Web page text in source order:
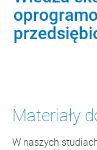
Materiały
W naszych